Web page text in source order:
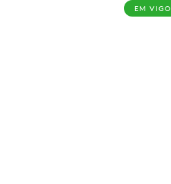
EM